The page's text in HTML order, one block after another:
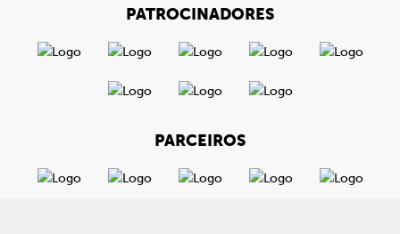
PATROCINADORES
PARCEIROS